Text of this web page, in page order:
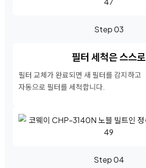
Step 03
필터 세척은 스스로
필터 교체가 완료되면 새 필터를 감지하고
자동으로 필터를 세척합니다.
Step 04